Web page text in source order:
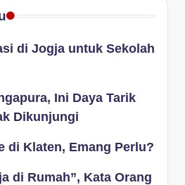
di Jogja untuk Sekolah
Ini Daya Tarik
Dikunjungi
di Klaten, Emang Perlu?
di Rumah”, Kata Orang